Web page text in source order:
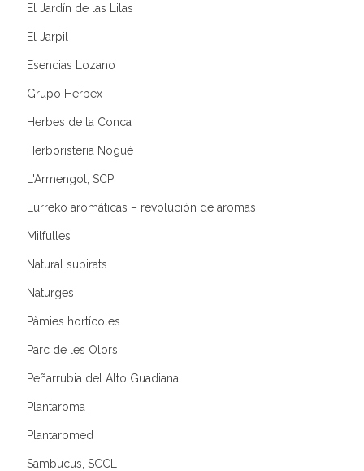
El Jardín de las Lilas
El Jarpil
Esencias Lozano
Grupo Herbex
Herbes de la Conca
Herboristeria Nogué
L'Armengol, SCP
Lurreko aromáticas – revolución de aromas
Milfulles
Natural subirats
Naturges
Pàmies hortícoles
Parc de les Olors
Peñarrubia del Alto Guadiana
Plantaroma
Plantaromed
Sambucus, SCCL